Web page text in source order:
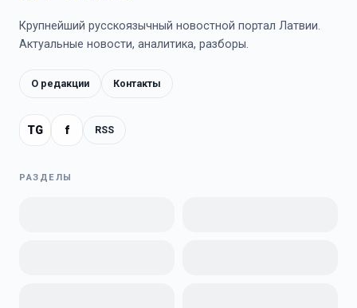
Крупнейший русскоязычный новостной портал Латвии.
Актуальные новости, аналитика, разборы.
О редакции Контакты
TG f RSS
РАЗДЕЛЫ